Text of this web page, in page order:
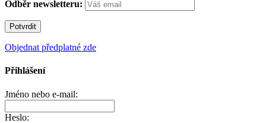
Odběr newsletteru:
Objednat předplatné zde
Přihlášení
Jméno nebo e-mail:
Heslo: